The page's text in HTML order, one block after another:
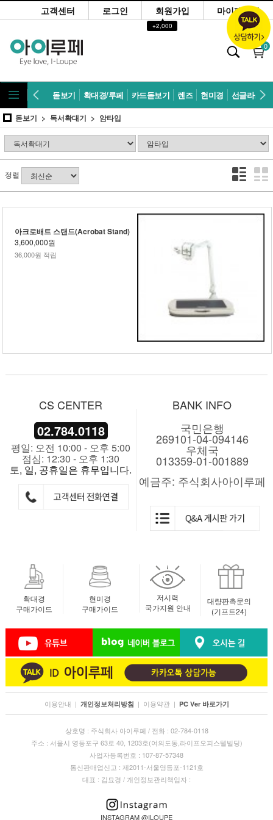
고객센터 로그인 회원가입
▲
+2,000
마이페이지
0
돋보기 확대경/루페 카드돋보기 렌즈 현미경 선글라스
돋보기 독서확대기 암타입
정렬
아크로배트 스탠드(Acrobat Stand)
3,600,000원
36,000원 적립
CS CENTER
02.784.0118
평일: 오전 10:00 - 오후 5:00
점심: 12:30 - 오후 1:30
토, 일, 공휴일은 휴무입니다.
BANK INFO
국민은행
269101-04-094146
우체국
013359-01-001889
예금주: 주식회사아이루페
확대경
구매가이드
현미경
구매가이드
저시력
국가지원 안내
대량판촉문의
(기프트24)
이용안내 | 개인정보처리방침 | 이용약관 | PC Ver 바로가기
상호명 : 주식회사 아이루페 / 전화 : 02-784-0118
주소 : 서울시 영등포구 63로 40, 1203호(여의도동,라이프오피스텔빌딩)
사업자등록번호 : 107-87-57348
통신판매업신고 : 제2011-서울영등포-1121호
대표 : 김묘경 / 개인정보관리책임자 :
INSTAGRAM @ILOUPE